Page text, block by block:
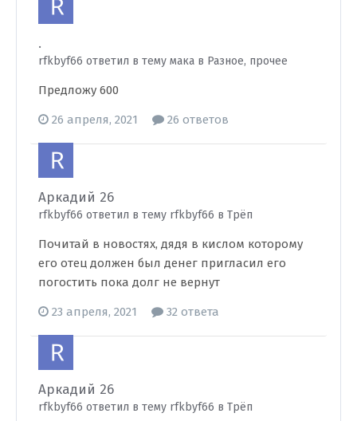
.
rfkbyf66 ответил в тему мака в Разное, прочее
Предложу 600
26 апреля, 2021 26 ответов
Аркадий 26
rfkbyf66 ответил в тему rfkbyf66 в Трёп
Почитай в новостях, дядя в кислом которому
его отец должен был денег пригласил его
погостить пока долг не вернут
23 апреля, 2021 32 ответа
Аркадий 26
rfkbyf66 ответил в тему rfkbyf66 в Трёп